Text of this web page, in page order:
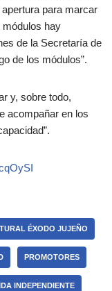
para marcar
módulos hay
de la Secretaría de
de los módulos”.
y, sobre todo,
acompañar en los
ÉXODO JUJEÑO
PROMOTORES
INDEPENDIENTE